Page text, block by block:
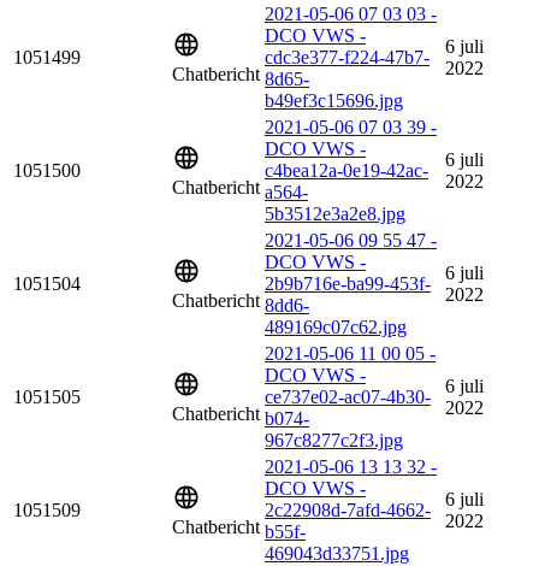
1051499
Chatbericht
2021-05-06 07 03 03 -
DCO VWS -
cdc3e377-f224-47b7-
8d65-
b49ef3c15696.jpg
6 juli
2022
1051500
Chatbericht
2021-05-06 07 03 39 -
DCO VWS -
c4bea12a-0e19-42ac-
a564-
5b3512e3a2e8.jpg
6 juli
2022
1051504
Chatbericht
2021-05-06 09 55 47 -
DCO VWS -
2b9b716e-ba99-453f-
8dd6-
489169c07c62.jpg
6 juli
2022
1051505
Chatbericht
2021-05-06 11 00 05 -
DCO VWS -
ce737e02-ac07-4b30-
b074-
967c8277c2f3.jpg
6 juli
2022
1051509
Chatbericht
2021-05-06 13 13 32 -
DCO VWS -
2c22908d-7afd-4662-
b55f-
469043d33751.jpg
6 juli
2022